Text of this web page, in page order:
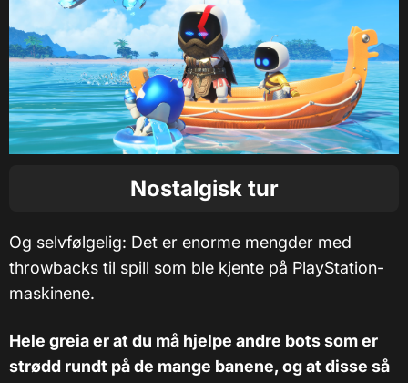
Nostalgisk tur
Og selvfølgelig: Det er enorme mengder med
throwbacks til spill som ble kjente på PlayStation-
maskinene.
Hele greia er at du må hjelpe andre bots som er
strødd rundt på de mange banene, og at disse så